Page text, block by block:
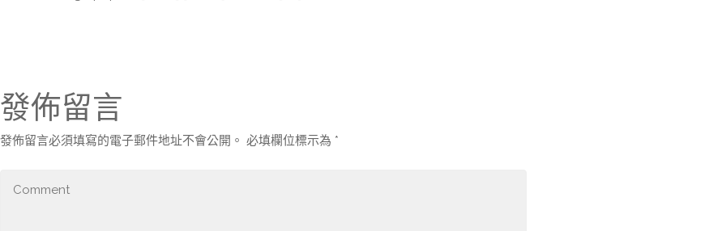
發佈留言
發佈留言必須填寫的電子郵件地址不會公開。 必填欄位標示為 *